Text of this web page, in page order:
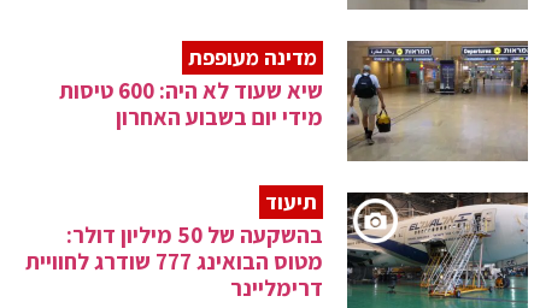
מדינה מעופפת
שיא שעוד לא היה: 600 טיסות
מידי יום בשבוע האחרון
תיעוד
בהשקעה של 50 מיליון דולר:
מטוס הבואינג 777 שודרג לחוויית
דרימליינר